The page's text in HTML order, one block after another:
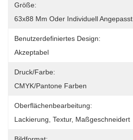
Größe:
63x88 Mm Oder Individuell Angepasst
Benutzerdefiniertes Design:
Akzeptabel
Druck/Farbe:
CMYK/Pantone Farben
Oberflächenbearbeitung:
Lackierung, Textur, Maßgeschneidert